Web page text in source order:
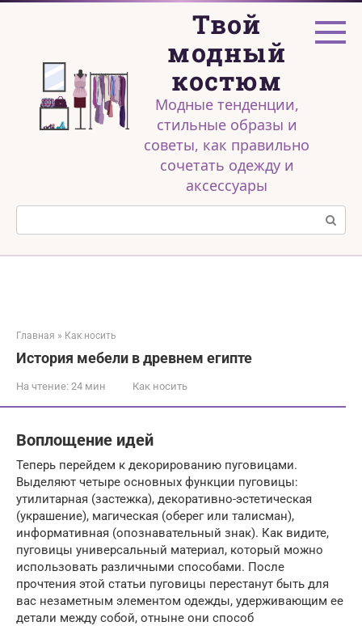
Перейти
Твой
модный
костюм
Модные тенденции,
стильные образы и
советы, как правильно
сочетать одежду и
аксессуары
Поиск:
Главная » Как носить
История мебели в древнем египте
На чтение: 24 мин Как носить
Воплощение идей
Теперь перейдем к декорированию пуговицами.
Выделяют четыре основных функции пуговицы:
утилитарная (застежка), декоративно-эстетическая
(украшение), магическая (оберег или талисман),
информативная (опознавательный знак). Как видите,
пуговицы универсальный материал, который можно
использовать различными способами. После
прочтения этой статьи пуговицы перестанут быть для
вас незаметным элементом одежды, удерживающим ее
детали между собой, отныне они способ